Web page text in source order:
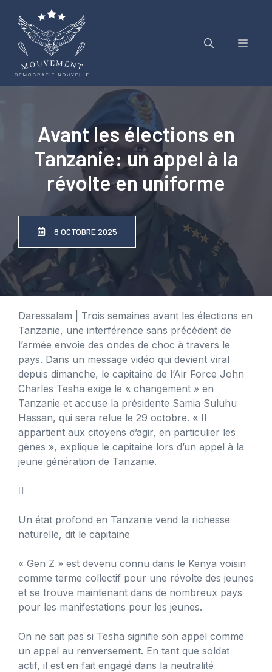
contenu
Menu
Avant les élections en
Tanzanie: un appel à la
révolte en uniforme
8 OCTOBRE 2025
Daressalam
| Trois semaines avant les élections en
Tanzanie, une interférence sans précédent de
l’armée envoie des ondes de choc à travers le
pays. Dans un message vidéo qui devient viral
depuis dimanche, le capitaine de l’Air Force John
Charles Tesha exige le « changement » en
Tanzanie et accuse la présidente Samia Suluhu
Hassan, qui sera relue le 29 octobre. « Il
appartient aux citoyens d’agir, en particulier les
gènes », explique le capitaine lors d’un appel à la
jeune génération de Tanzanie.

Un état profond en Tanzanie vend la richesse
naturelle, dit le capitaine
« Gen Z » est devenu connu dans le Kenya voisin
comme terme collectif pour une révolte des jeunes
et se trouve maintenant dans de nombreux pays
pour les manifestations pour les jeunes.
On ne sait pas si Tesha signifie son appel comme
un appel au renversement. En tant que soldat
actif, il est en fait engagé dans la neutralité